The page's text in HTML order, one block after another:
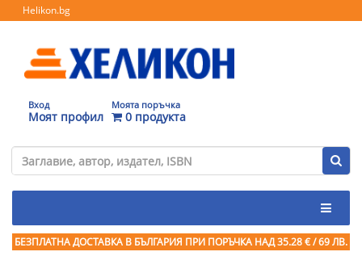
Helikon.bg
Вход
Моят профил
Моята поръчка
0 продукта
БЕЗПЛАТНА ДОСТАВКА В БЪЛГАРИЯ ПРИ ПОРЪЧКА НАД 35.28 € / 69 ЛВ.